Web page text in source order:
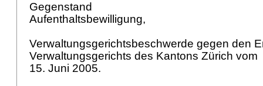
Gegenstand
Aufenthaltsbewilligung,
Verwaltungsgerichtsbeschwerde gegen den
Verwaltungsgerichts des Kantons Zürich vom
15. Juni 2005.